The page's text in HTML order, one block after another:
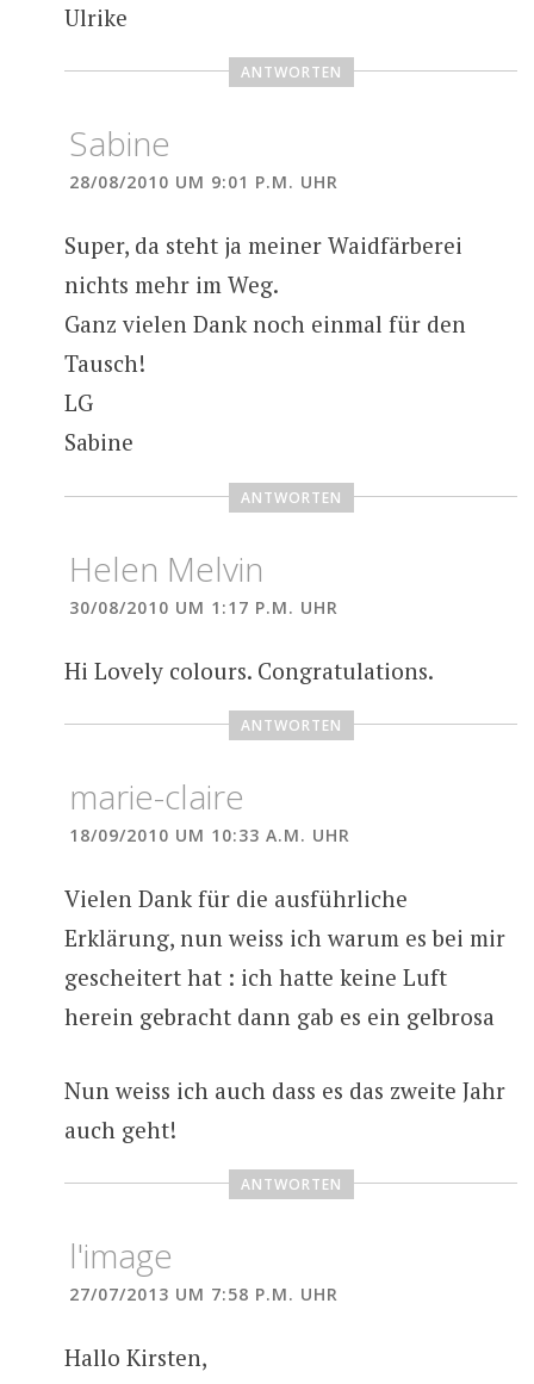
Ulrike
ANTWORTEN
Sabine
28/08/2010 UM 9:01 P.M. UHR
Super, da steht ja meiner Waidfärberei
nichts mehr im Weg.
Ganz vielen Dank noch einmal für den
Tausch!
LG
Sabine
ANTWORTEN
Helen Melvin
30/08/2010 UM 1:17 P.M. UHR
Hi Lovely colours. Congratulations.
ANTWORTEN
marie-claire
18/09/2010 UM 10:33 A.M. UHR
Vielen Dank für die ausführliche
Erklärung, nun weiss ich warum es bei mir
gescheitert hat : ich hatte keine Luft
herein gebracht dann gab es ein gelbrosa
Nun weiss ich auch dass es das zweite Jahr
auch geht!
ANTWORTEN
l'image
27/07/2013 UM 7:58 P.M. UHR
Hallo Kirsten,